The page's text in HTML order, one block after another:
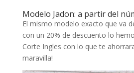
Modelo Jadon: a partir del
El mismo modelo exacto que va
con un 20% de descuento lo
Corte Ingles con lo que te
maravilla!